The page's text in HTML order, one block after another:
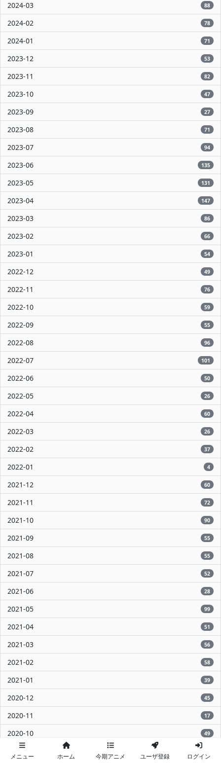
2024-03 88
2024-02 78
2024-01 71
2023-12 53
2023-11 82
2023-10 47
2023-09 27
2023-08 71
2023-07 94
2023-06 135
2023-05 131
2023-04 147
2023-03 86
2023-02 66
2023-01 54
2022-12 49
2022-11 76
2022-10 59
2022-09 55
2022-08 96
2022-07 101
2022-06 50
2022-05 26
2022-04 60
2022-03 26
2022-02 37
2022-01 4
2021-12 60
2021-11 72
2021-10 90
2021-09 55
2021-08 55
2021-07 52
2021-06 28
2021-05 99
2021-04 51
2021-03 56
2021-02 58
2021-01 39
2020-12 45
2020-11 17
2020-10 49
2020-09
メニュー ホーム 今期アニメ ユーザ登録 ログイン